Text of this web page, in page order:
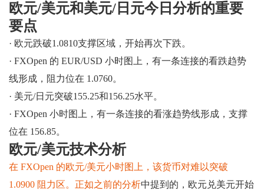
欧元/美元和美元/日元今日分析的重要
要点
· 欧元跌破1.0810支撑区域，开始再次下跌。
· FXOpen 的 EUR/USD 小时图上，有一条连接的看跌趋势
线形成，阻力位在 1.0760。
· 美元/日元突破155.25和156.25水平。
· FXOpen 小时图上，有一条连接的看涨趋势线形成，支撑
位在 156.85。
欧元/美元技术分析
在 FXOpen 的欧元/美元小时图上，该货币对难以突破
1.0900 阻力区。正如之前的分析中提到的，欧元兑美元开始